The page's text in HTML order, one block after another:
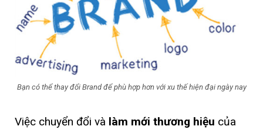
Bạn có thể thay đổi Brand để phù hợp hơn với xu thế hiện đại ngày nay
Việc chuyển đổi và làm mới thương hiệu của